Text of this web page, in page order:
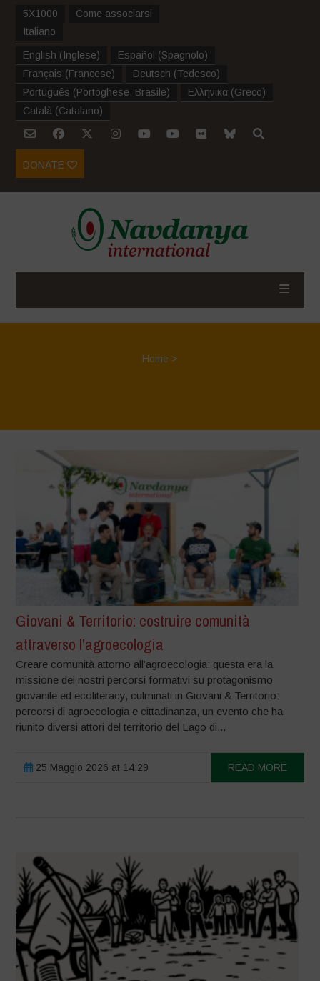
5X1000
Come associarsi
Italiano
English (Inglese) Español (Spagnolo)
Français (Francese) Deutsch (Tedesco)
Português (Portoghese, Brasile) Ελληνικα (Greco)
Català (Catalano)
DONATE
Home >
Giovani & Territorio: costruire comunità
attraverso l’agroecologia
Creare comunità attorno all’agroecologia: questa era la
missione dei nostri percorsi formativi su protagonismo
giovanile ed ecoliteracy, culminati in Giovani & Territorio:
percorsi di agroecologia e cittadinanza, un evento che ha
riunito diversi attori del territorio del Lago di...
25 Maggio 2026 at 14:29 READ MORE